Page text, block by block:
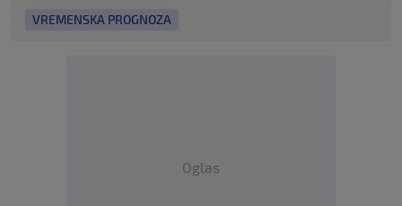
VREMENSKA PROGNOZA
Oglas